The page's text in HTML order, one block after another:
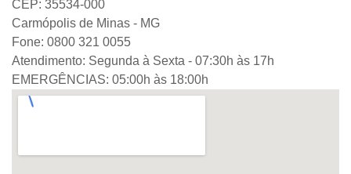
CEP: 35534-000
Carmópolis de Minas - MG
Fone: 0800 321 0055
Atendimento: Segunda à Sexta - 07:30h às 17h
EMERGÊNCIAS: 05:00h às 18:00h